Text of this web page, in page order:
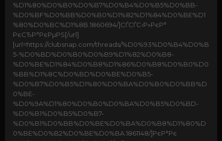
%D1%80%D0%B0%D0%B7%D0%B4%D0%B5%D0%BB-
%D0%BF%D0%BB%D0%B0%D1%82%D1%84%D0%BE%D1
%80%D0%BC%D1%8B.1860694/]СЃСЃС‹Р»РєР°
РєСЂР°РєРµРЅ[/url]
[url=https://clubsnap.com/threads/%D0%93%D0%B4%D0%B
5-%D0%BD%D0%B0%D0%B9%D1%82%D0%B8-
%D0%BE%D1%84%D0%B8%D1%86%D0%B8%D0%B0%D0
%BB%D1%8C%D0%BD%D0%BE%D0%B5-
%D0%B7%D0%B5%D1%80%D0%BA%D0%B0%D0%BB%D
0%BE-
%D0%9A%D1%80%D0%B0%D0%BA%D0%B5%D0%BD-
%D0%B1%D0%B5%D0%B7-
%D0%B1%D0%BB%D0%BE%D0%BA%D0%B8%D1%80%D
0%BE%D0%B2%D0%BE%D0%BA.1861148/]РєР°Рє